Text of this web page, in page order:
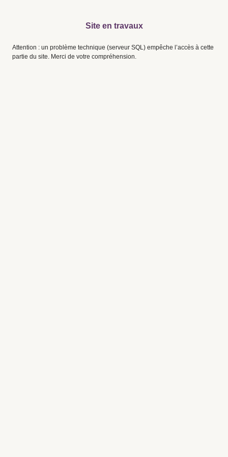
Site en travaux
Attention : un problème technique (serveur SQL) empêche l’accès à cette
partie du site. Merci de votre compréhension.